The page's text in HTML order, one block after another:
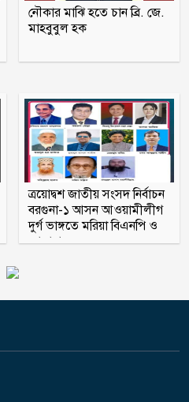
আমির: রাশেদ খান
সাবেক সেনাসদস্য হাফিজুর
নৌকার মাঝি হতে চান ব্রি. জে.
মাহবুবুল হক
ত্রয়োদ্বশ জাতীয় সংসদ নির্বাচন
বরগুনা-১ আসন আওয়ামীলীগ
দুর্গ ভাঙ্গতে মরিয়া বিএনপি ও
জামায়াত